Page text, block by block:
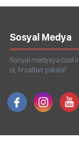
Sosyal Medya
Sosyal medyaya özel
ol, fırsatları yakala!